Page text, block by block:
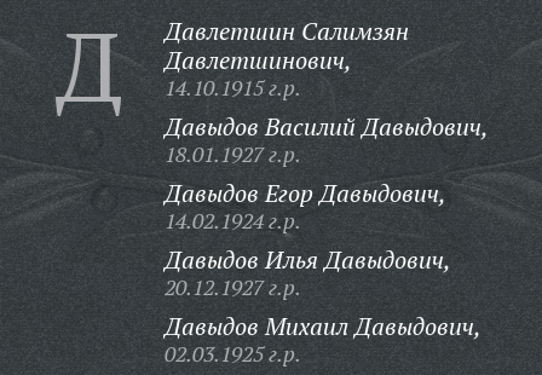
Д
Давлетшин Салимзян
Давлетшинович,
14.10.1915 г.р.
Давыдов Василий Давыдович,
18.01.1927 г.р.
Давыдов Егор Давыдович,
14.02.1924 г.р.
Давыдов Илья Давыдович,
20.12.1927 г.р.
Давыдов Михаил Давыдович,
02.03.1925 г.р.